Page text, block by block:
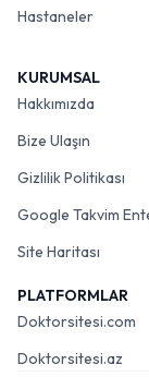
Hastaneler
KURUMSAL
Hakkımızda
Bize Ulaşın
Gizlilik Politikası
Google Takvim
Site Haritası
PLATFORMLAR
Doktorsitesi.com
Doktorsitesi.az